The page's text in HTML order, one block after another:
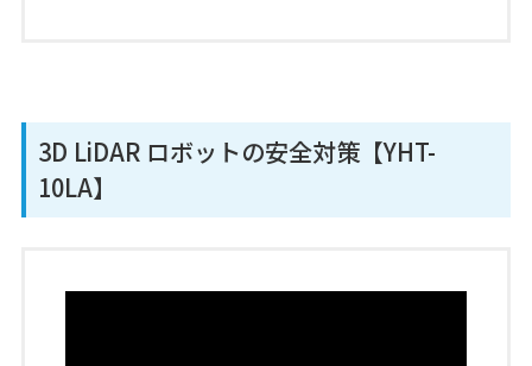
3D LiDAR ロボットの安全対策【YHT-
10LA】